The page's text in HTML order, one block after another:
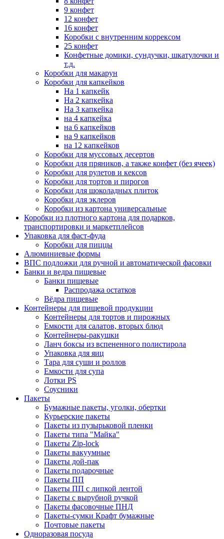
9 конфет
12 конфет
16 конфет
Коробки с внутренним коррексом
25 конфет
Конфетные домики, сундучки, шкатулочки и
т.д.
Коробки для макарун
Коробки для капкейков
На 1 капкейк
На 2 капкейка
На 3 капкейка
на 4 капкейка
на 6 капкейков
на 9 капкейков
на 12 капкейков
Коробки для муссовых десертов
Коробки для пряников, а также конфет (без ячеек)
Коробки для рулетов и кексов
Коробки для тортов и пирогов
Коробки для шоколадных плиток
Коробки для эклеров
Коробки из картона универсальные
Коробки из плотного картона для подарков,
транспортировки и маркетплейсов
Упаковка для фаст-фуда
Коробки для пиццы
Алюминиевые формы
ВПС подложки для ручной и автоматической фасовки
Банки и ведра пищевые
Банки пищевые
Распродажа остатков
Вёдра пищевые
Контейнеры для пищевой продукции
Контейнеры для тортов и пирожных
Емкости для салатов, вторых блюд
Контейнеры-ракушки
Ланч боксы из вспененного полистирола
Упаковка для яиц
Тара для суши и роллов
Емкости для супа
Лотки PS
Соусники
Пакеты
Бумажные пакеты, уголки, обертки
Курьерские пакеты
Пакеты из пузырьковой пленки
Пакеты типа "Майка"
Пакеты Zip-lock
Пакеты вакуумные
Пакеты дой-пак
Пакеты подарочные
Пакеты ПП
Пакеты ПП с липкой лентой
Пакеты с вырубной ручкой
Пакеты фасовочные ПНД
Пакеты-сумки Крафт бумажные
Почтовые пакеты
Одноразовая посуда